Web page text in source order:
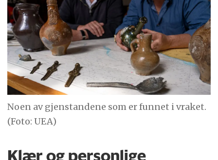
Noen av gjenstandene som er funnet i vraket.
(Foto: UEA)
Klær og personlige